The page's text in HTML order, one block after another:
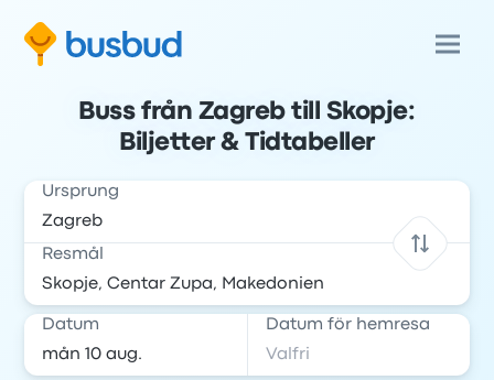
Buss från Zagreb till Skopje:
Biljetter & Tidtabeller
Ursprung
Resmål
Datum Datum för hemresa